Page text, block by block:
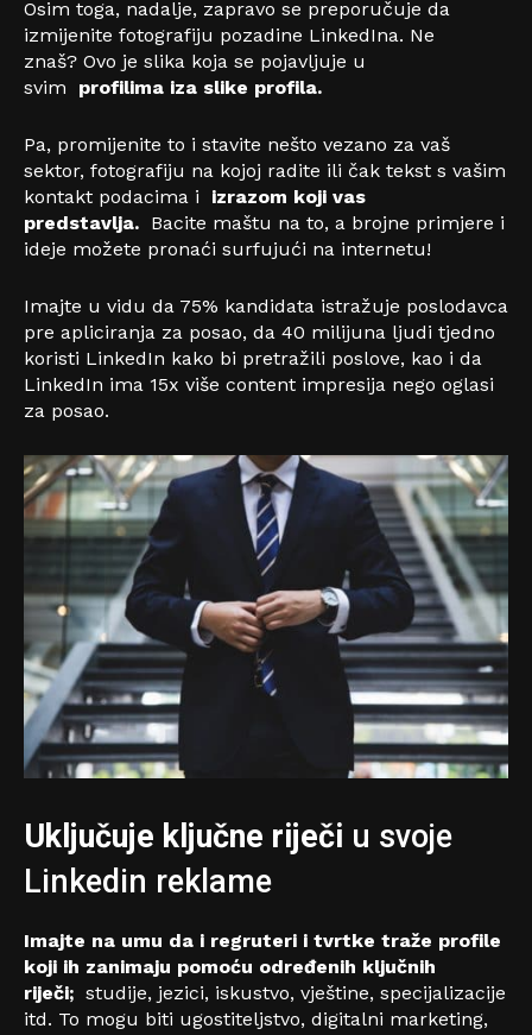
Osim toga, nadalje, zapravo se preporučuje da
izmijenite fotografiju pozadine LinkedIna. Ne
znaš? Ovo je slika koja se pojavljuje u
svim profilima iza slike profila.
Pa, promijenite to i stavite nešto vezano za vaš
sektor, fotografiju na kojoj radite ili čak tekst s vašim
kontakt podacima i izrazom koji vas
predstavlja. Bacite maštu na to, a brojne primjere i
ideje možete pronaći surfujući na internetu!
Imajte u vidu da 75% kandidata istražuje poslodavca
pre apliciranja za posao, da 40 milijuna ljudi tjedno
koristi LinkedIn kako bi pretražili poslove, kao i da
LinkedIn ima 15x više content impresija nego oglasi
za posao.
Uključuje ključne riječi u svoje
Linkedin reklame
Imajte na umu da i regruteri i tvrtke traže profile
koji ih zanimaju pomoću određenih ključnih
riječi; studije, jezici, iskustvo, vještine, specijalizacije
itd. To mogu biti ugostiteljstvo, digitalni marketing,